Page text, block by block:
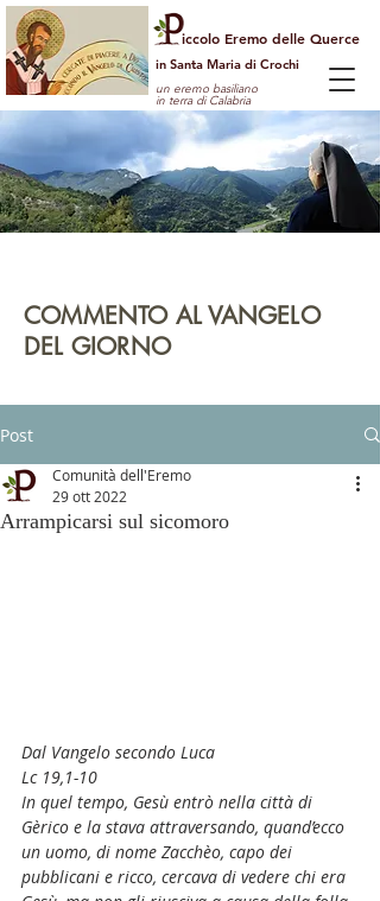
iccolo Eremo delle Querce
in Santa Maria di Crochi
un eremo basiliano
in terra di Calabria
COMMENTO AL VANGELO
DEL GIORNO
Post
Arrampicarsi sul sicomoro
Comunità dell'Eremo
29 ott 2022
Dal Vangelo secondo Luca
Lc 19,1-10
In quel tempo, Gesù entrò nella città di
Gèrico e la stava attraversando, quand’ecco
un uomo, di nome Zacchèo, capo dei
pubblicani e ricco, cercava di vedere chi era